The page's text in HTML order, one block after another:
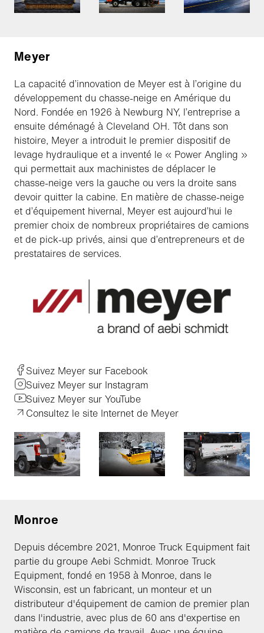
Meyer
La capacité d’innovation de Meyer est à l’origine du
développement du chasse-neige en Amérique du
Nord. Fondée en 1926 à Newburg NY, l’entreprise a
ensuite déménagé à Cleveland OH. Tôt dans son
histoire, Meyer a introduit le premier dispositif de
levage hydraulique et a inventé le « Power Angling »
qui permettait aux machinistes de déplacer le
chasse-neige vers la gauche ou vers la droite sans
devoir quitter la cabine. En matière de chasse-neige
et d’équipement hivernal, Meyer est aujourd’hui le
premier choix de nombreux propriétaires de camions
et de pick-up privés, ainsi que d’entrepreneurs et de
prestataires de services.
Suivez Meyer sur Facebook
Suivez Meyer sur Instagram
Suivez Meyer sur YouTube
Consultez le site Internet de Meyer
Monroe
Depuis décembre 2021, Monroe Truck Equipment fait
partie du groupe Aebi Schmidt. Monroe Truck
Equipment, fondé en 1958 à Monroe, dans le
Wisconsin, est un fabricant, un monteur et un
distributeur d'équipement de camion de premier plan
dans l'industrie, avec plus de 60 ans d'expertise en